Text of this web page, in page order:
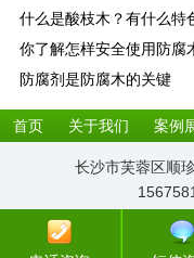
什么是酸枝木？有什么特
你了解怎样安全使用防腐
防腐剂是防腐木的关键
首页 关于我们 案例
长沙市芙蓉区顺